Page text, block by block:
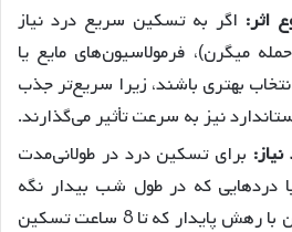
اثر: اگر به تسکین سریع درد نیاز
میگرن)، فرمولاسیون‌های مایع یا
بهتری باشند، زیرا سریع‌تر جذب
نیز به سرعت تأثیر می‌گذارند.
برای تسکین درد در طولانی‌مدت
دردهایی که در طول شب بیدار نگه
می‌دارند)، استامینوفن با رهش پایدار که تا 8 ساعت تسکین